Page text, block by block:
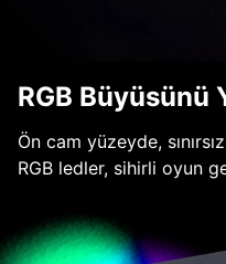
RGB Büyüsünü
Ön cam yüzeyde,
RGB ledler, sihirli oyun